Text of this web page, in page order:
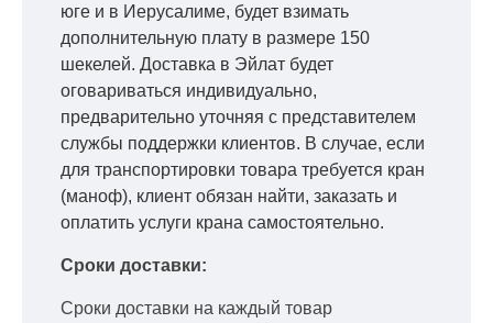
юге и в Иерусалиме, будет взимать
дополнительную плату в размере 150
шекелей. Доставка в Эйлат будет
оговариваться индивидуально,
предварительно уточняя с представителем
службы поддержки клиентов. В случае, если
для транспортировки товара требуется кран
(маноф), клиент обязан найти, заказать и
оплатить услуги крана самостоятельно.
Сроки доставки:
Сроки доставки на каждый товар